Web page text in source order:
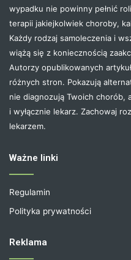
wypadku nie powinny pełnić
terapii jakiejkolwiek choroby,
Każdy rodzaj samoleczenia i
wiążą się z koniecznością
Autorzy opublikowanych
różnych stron. Pokazują
nie diagnozują Twoich chorób,
i wyłącznie lekarz. Zachowaj
lekarzem.
Ważne linki
Regulamin
Polityka prywatności
Reklama